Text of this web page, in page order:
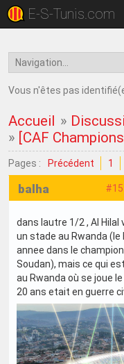
E-S-Tunis.com
Vous n'êtes pas
Accueil »
» [CAF
Pages : Précédent 1
balha
dans lautre 1/2 , Al Hilal
un stade au Rwanda
annee dans le
Soudan), mais ce qui
au Rwanda où se joue
20 ans etait en guerre